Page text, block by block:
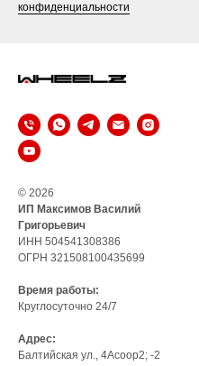
конфиденциальности
© 2026
ИП Максимов Василий
Григорьевич
ИНН 504541308386
ОГРН 321508100435699
Время работы:
Круглосуточно 24/7
Адрес:
Балтийская ул., 4Асоор2; -2